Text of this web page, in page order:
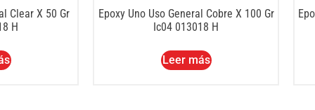
Clear X 50 Gr
H
Epoxy Uno Uso General Cobre X 100 Gr
Ic04 013018 H
Leer más